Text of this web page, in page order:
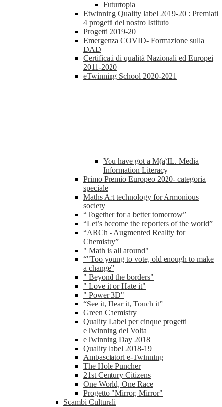
Futurtopia
Etwinning Quality label 2019-20 : Premiati
4 progetti del nostro Istituto
Progetti 2019-20
Emergenza COVID- Formazione sulla
DAD
Certificati di qualità Nazionali ed Europei
2011-2020
eTwinning School 2020-2021
You have got a M(a)IL. Media
Information Literacy
Primo Premio Europeo 2020- categoria
speciale
Maths Art technology for Armonious
society
“Together for a better tomorrow”
“Let’s become the reporters of the world”
“ARCh - Augmented Reality for
Chemistry”
" Math is all around"
“"Too young to vote, old enough to make
a change”
" Beyond the borders"
" Love it or Hate it"
" Power 3D"
“See it, Hear it, Touch it”-
Green Chemistry
Quality Label per cinque progetti
eTwinning del Volta
eTwinning Day 2018
Quality label 2018-19
Ambasciatori e-Twinning
The Hole Puncher
21st Century Citizens
One World, One Race
Progetto "Mirror, Mirror"
Scambi Culturali